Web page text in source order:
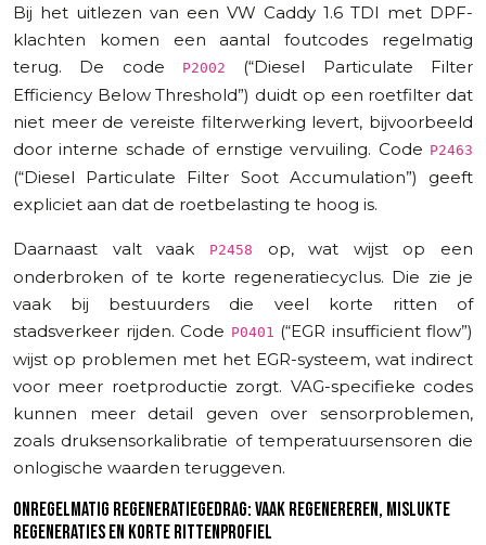
Bij het uitlezen van een VW Caddy 1.6 TDI met DPF-
klachten komen een aantal foutcodes regelmatig
terug. De code
P2002
(“Diesel Particulate Filter
Efficiency Below Threshold”) duidt op een roetfilter dat
niet meer de vereiste filterwerking levert, bijvoorbeeld
door interne schade of ernstige vervuiling. Code P2463
(“Diesel Particulate Filter Soot Accumulation”) geeft
expliciet aan dat de roetbelasting te hoog is.
Daarnaast valt vaak P2458
op, wat wijst op een
onderbroken of te korte regeneratiecyclus. Die zie je
vaak bij bestuurders die veel korte ritten of
stadsverkeer rijden. Code P0401
(“EGR insufficient flow”)
wijst op problemen met het EGR-systeem, wat indirect
voor meer roetproductie zorgt. VAG-specifieke codes
kunnen meer detail geven over sensorproblemen,
zoals druksensorkalibratie of temperatuursensoren die
onlogische waarden teruggeven.
ONREGELMATIG REGENERATIEGEDRAG: VAAK REGENEREREN, MISLUKTE
REGENERATIES EN KORTE RITTENPROFIEL